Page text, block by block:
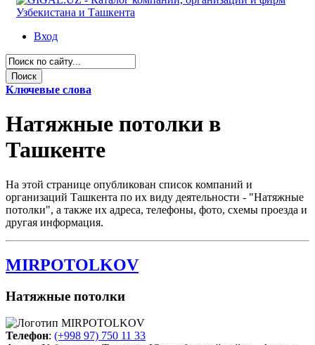
Вход
Ключевые слова
Натяжные потолки в
Ташкенте
На этой странице опубликован список компаний и
организаций Ташкента по их виду деятельности - "Натяжные
потолки", а также их адреса, телефоны, фото, схемы проезда и
другая информация.
MIRPOTOLKOV
Натяжные потолки
Телефон: (+998 97) 750 11 33